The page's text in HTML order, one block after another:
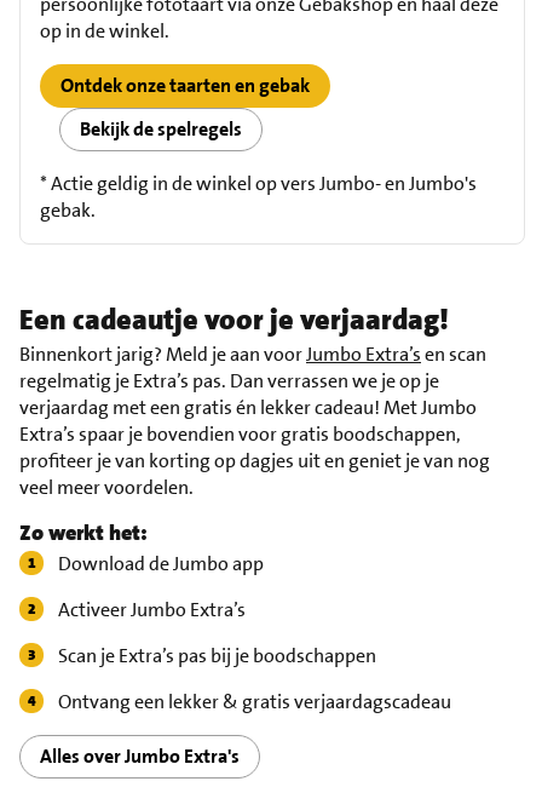
op in de winkel.
Ontdek onze taarten en gebak
Bekijk de spelregels
* Actie geldig in de winkel op vers Jumbo- en Jumbo's
gebak.
Een cadeautje voor je verjaardag!
Binnenkort jarig? Meld je aan voorJumbo Extra’sen scan
regelmatig je Extra’s pas. Dan verrassen we je op je
verjaardag met een gratis én lekker cadeau! Met Jumbo
Extra’s spaar je bovendien voor gratis boodschappen,
profiteer je van korting op dagjes uit en geniet je van nog
veel meer voordelen.
Zo werkt het:
Download de Jumbo app
Activeer Jumbo Extra’s
Scan je Extra’s pas bij je boodschappen
Ontvang een lekker & gratis verjaardagscadeau
Alles over Jumbo Extra's